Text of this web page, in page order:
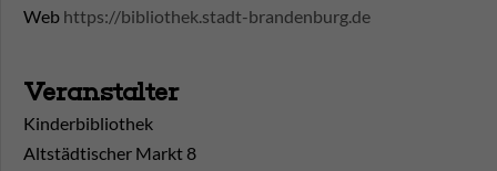
Web https://bibliothek.stadt-brandenburg.de
Veranstalter
Kinderbibliothek
Altstädtischer Markt 8